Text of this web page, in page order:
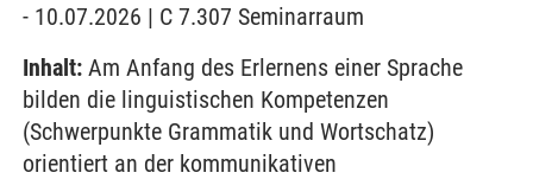
- 10.07.2026 | C 7.307 Seminarraum
Inhalt: Am Anfang des Erlernens einer Sprache
bilden die linguistischen Kompetenzen
(Schwerpunkte Grammatik und Wortschatz)
orientiert an der kommunikativen